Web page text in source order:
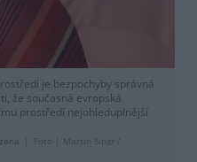
je bezpochyby správná
že současná evropská
prostředí nejohleduplnější
Foto |
Martin Singr /